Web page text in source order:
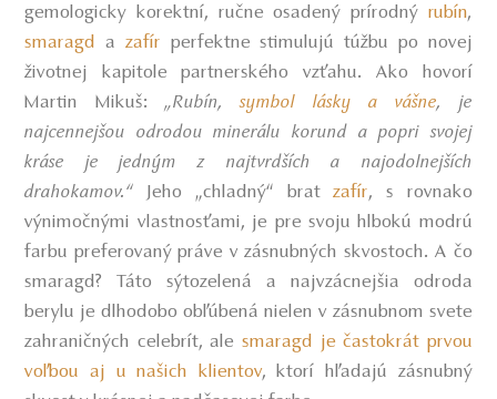
gemologicky korektní, ručne osadený prírodný rubín,
smaragd a zafír perfektne stimulujú túžbu po novej
životnej kapitole partnerského vzťahu. Ako hovorí
Martin Mikuš:
„Rubín,symbol lásky a vášne, je
najcennejšou odrodou minerálu korund a popri svojej
kráse je jedným z najtvrdších a najodolnejších
drahokamov.“
Jeho „chladný“ bratzafír, s rovnako
výnimočnými vlastnosťami, je pre svoju hlbokú modrú
farbu preferovaný práve v zásnubných skvostoch. A čo
smaragd? Táto sýtozelená a najvzácnejšia odroda
berylu je dlhodobo obľúbená nielen v zásnubnom svete
zahraničných celebrít, ale smaragd je častokrát prvou
voľbou aj u našich klientov, ktorí hľadajú zásnubný